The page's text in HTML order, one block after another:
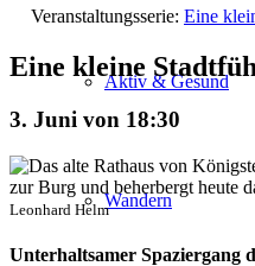
Aktiv & Gesund
Wandern
Veranstaltungsserie: Eine
Eine kleine
3. Juni von 18:30
Leonhard Helm
Unterhaltsamer Spaziergang